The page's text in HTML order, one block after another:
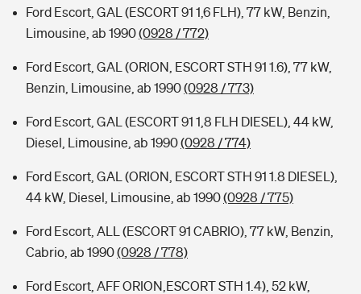
Ford Escort, GAL (ESCORT 91 1,6 FLH), 77 kW, Benzin,
Limousine, ab 1990(0928 / 772)
Ford Escort, GAL (ORION, ESCORT STH 91 1.6), 77 kW,
Benzin, Limousine, ab 1990(0928 / 773)
Ford Escort, GAL (ESCORT 91 1,8 FLH DIESEL), 44 kW,
Diesel, Limousine, ab 1990(0928 / 774)
Ford Escort, GAL (ORION, ESCORT STH 91 1.8 DIESEL),
44 kW, Diesel, Limousine, ab 1990(0928 / 775)
Ford Escort, ALL (ESCORT 91 CABRIO), 77 kW, Benzin,
Cabrio, ab 1990(0928 / 778)
Ford Escort, AFF ORION,ESCORT STH 1.4), 52 kW,